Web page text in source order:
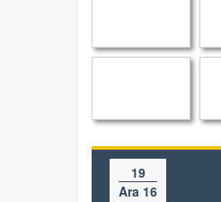
19
Ara 16